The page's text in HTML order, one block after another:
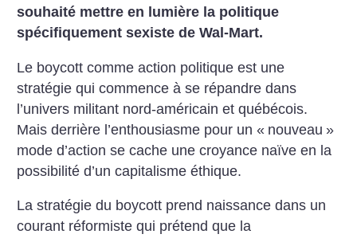
souhaité mettre en lumière la politique
spécifiquement sexiste de Wal-Mart.
Le boycott comme action politique est une
stratégie qui commence à se répandre dans
l’univers militant nord-américain et québécois.
Mais derrière l’enthousiasme pour un « nouveau »
mode d’action se cache une croyance naïve en la
possibilité d’un capitalisme éthique.
La stratégie du boycott prend naissance dans un
courant réformiste qui prétend que la